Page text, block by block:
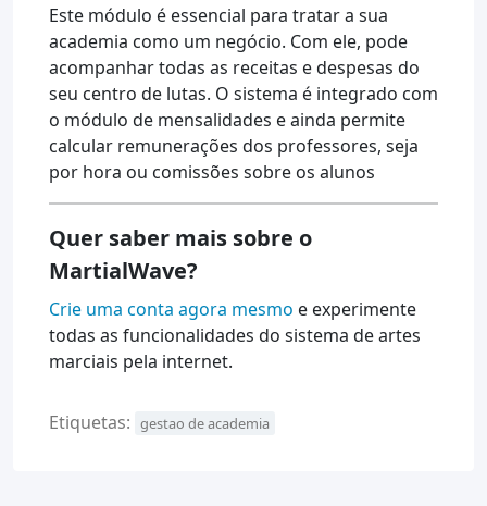
Este módulo é essencial para tratar a sua
academia como um negócio. Com ele, pode
acompanhar todas as receitas e despesas do
seu centro de lutas. O sistema é integrado com
o módulo de mensalidades e ainda permite
calcular remunerações dos professores, seja
por hora ou comissões sobre os alunos
Quer saber mais sobre o
MartialWave?
Crie uma conta agora mesmo e experimente
todas as funcionalidades do sistema de artes
marciais pela internet.
Etiquetas: gestao de academia